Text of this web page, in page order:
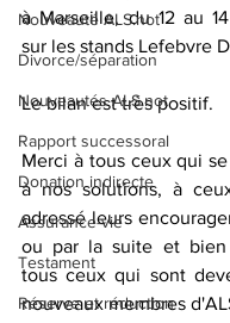
Nouveauté ALS.not
Divorce/séparation
Nouveautés ALS.not
Rapport successoral
Donation indirecte
Assurance-vie
Testament
Réserve et réduction
à Marseille, du 12 au
sur les stands Lefebvre
Le bilan est très positif.
Merci à tous ceux qui
à nos solutions, à
adressé leurs
ou par la suite et bien
tous ceux qui sont
nouveaux membres